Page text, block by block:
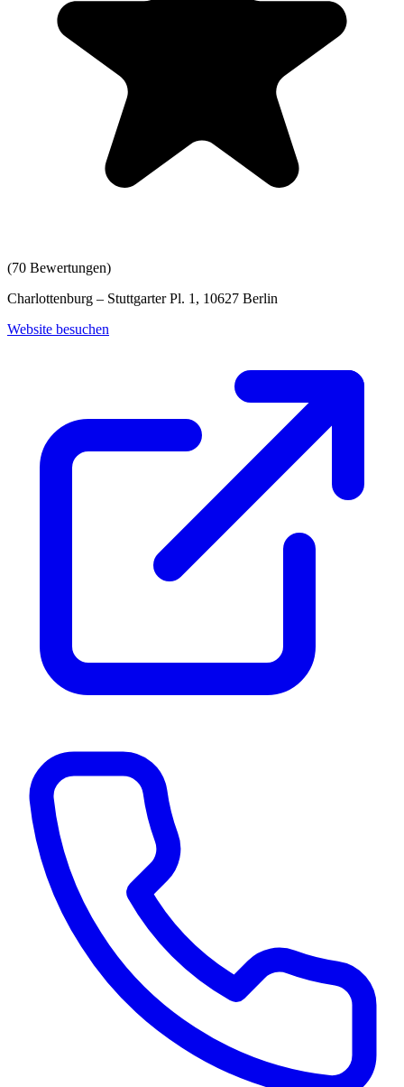
(70 Bewertungen)
Charlottenburg – Stuttgarter Pl. 1, 10627 Berlin
Website besuchen